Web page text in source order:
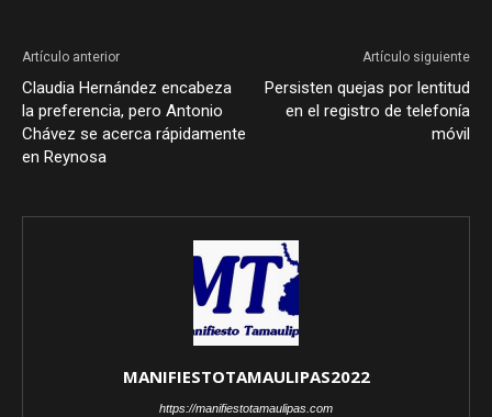
Artículo anterior
Claudia Hernández encabeza
la preferencia, pero Antonio
Chávez se acerca rápidamente
en Reynosa
Artículo siguiente
Persisten quejas por lentitud
en el registro de telefonía
móvil
MANIFIESTOTAMAULIPAS2022
https://manifiestotamaulipas.com